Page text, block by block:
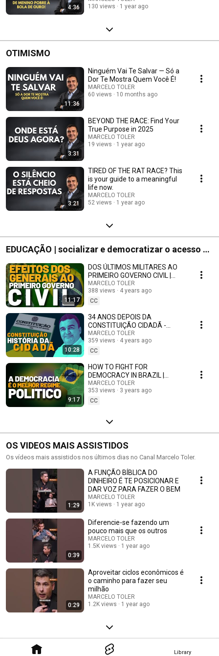
Library
4:36
130 views
1 year ago
OTIMISMO
11:36
Ninguém Vai Te Salvar — Só a
Dor Te Mostra Quem Você É!
MARCELO TOLER
60 views
10 months ago
3:31
BEYOND THE RACE: Find Your
True Purpose in 2025
MARCELO TOLER
19 views
1 year ago
3:21
TIRED OF THE RAT RACE? This
is your guide to a meaningful
life now.
MARCELO TOLER
52 views
1 year ago
EDUCAÇÃO | socializar e democratizar o acesso ao
conhecimento
11:17
DOS ÚLTIMOS MILITARES AO
PRIMEIRO GOVERNO CIVIL |
EDUCAÇÃO
MARCELO TOLER
388 views
4 years ago
CC
10:28
34 ANOS DEPOIS DA
CONSTITUIÇÃO CIDADÃ -
EDUCAÇÃO
MARCELO TOLER
359 views
4 years ago
CC
9:17
HOW TO FIGHT FOR
DEMOCRACY IN BRAZIL |
EDUCATION
MARCELO TOLER
353 views
3 years ago
CC
OS VIDEOS MAIS ASSISTIDOS
Os vídeos mais assistidos nos últimos dias no Canal Marcelo Toler.
1:29
A FUNÇÃO BÍBLICA DO
DINHEIRO É TE POSICIONAR E
DAR VOZ PARA FAZER O BEM
MARCELO TOLER
1K views
1 year ago
0:39
Diferencie-se fazendo um
pouco mais que os outros
MARCELO TOLER
1.5K views
1 year ago
0:29
Aproveitar ciclos econômicos é
o caminho para fazer seu
milhão
MARCELO TOLER
1.2K views
1 year ago